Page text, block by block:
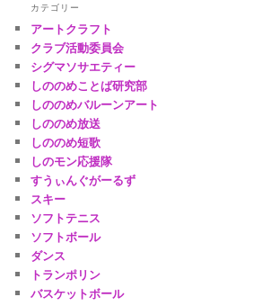
イ
ブ
カテゴリー
アートクラフト
クラブ活動委員会
シグマソサエティー
しののめことば研究部
しののめバルーンアート
しののめ放送
しののめ短歌
しのモン応援隊
すうぃんぐがーるず
スキー
ソフトテニス
ソフトボール
ダンス
トランポリン
バスケットボール